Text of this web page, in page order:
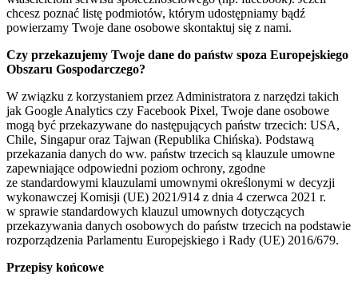
chcesz poznać listę podmiotów, którym udostępniamy bądź
powierzamy Twoje dane osobowe skontaktuj się z nami.
Czy przekazujemy Twoje dane do państw spoza Europejskiego
Obszaru Gospodarczego?
W związku z korzystaniem przez Administratora z narzędzi takich
jak Google Analytics czy Facebook Pixel, Twoje dane osobowe
mogą być przekazywane do następujących państw trzecich: USA,
Chile, Singapur oraz Tajwan (Republika Chińska). Podstawą
przekazania danych do ww. państw trzecich są klauzule umowne
zapewniające odpowiedni poziom ochrony, zgodne
ze standardowymi klauzulami umownymi określonymi w decyzji
wykonawczej Komisji (UE) 2021/914 z dnia 4 czerwca 2021 r.
w sprawie standardowych klauzul umownych dotyczących
przekazywania danych osobowych do państw trzecich na podstawie
rozporządzenia Parlamentu Europejskiego i Rady (UE) 2016/679.
Przepisy końcowe